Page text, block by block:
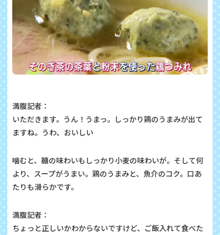
満腹記者：
いただきます。うん！うまっ。しっかり鶏のうまみが出て
ますね。うわ、おいしい
噛むと、麺の味わいもしっかり小麦の味わいが。そして何
より、スープがうまい。鶏のうまみと、魚介のコク。口あ
たりも滑らかです。
満腹記者：
ちょっと正しいかわからないですけど、ご飯入れて食べた